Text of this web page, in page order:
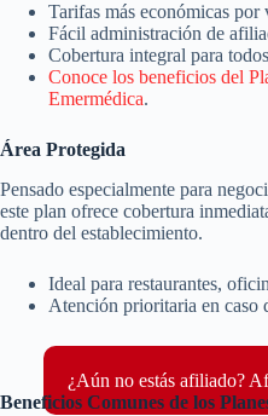
Tarifas más económicas por
Fácil administración de
Cobertura integral para
Conoce los beneficios del
Emermédica.
Área Protegida
Pensado especialmente para
este plan ofrece cobertura
dentro del establecimiento.
Ideal para restaurantes,
Atención prioritaria en caso
¿Aún no estás afiliado?
Beneficios Comunes de los